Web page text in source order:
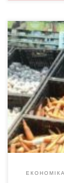
Незважаючи на
українцям –
вишні з
абрикоси
минулому
фрукти і
ЕКОНОМІКА